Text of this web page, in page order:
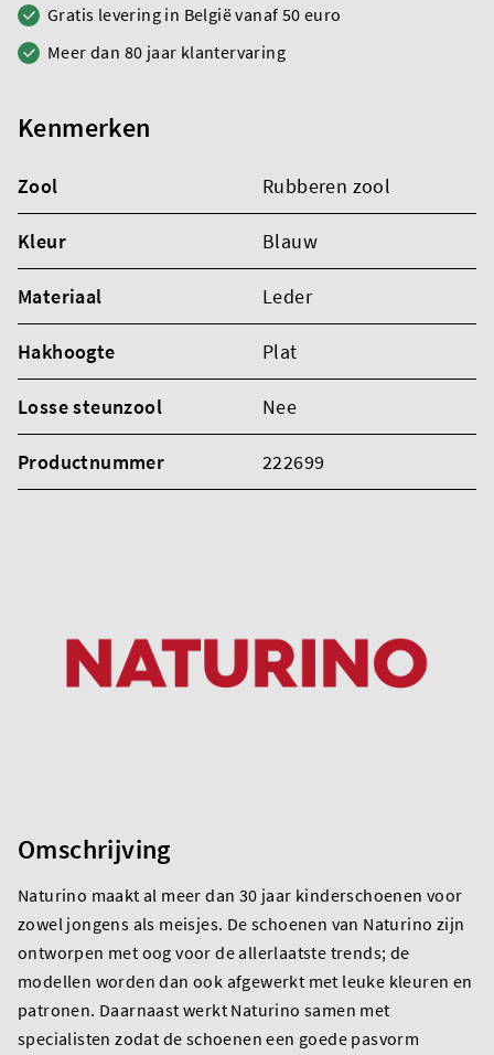
Gratis levering in België vanaf 50 euro
Meer dan 80 jaar klantervaring
Kenmerken
Zool Rubberen zool
Kleur Blauw
Materiaal Leder
Hakhoogte Plat
Losse steunzool Nee
Productnummer 222699
Omschrijving
Naturino maakt al meer dan 30 jaar kinderschoenen voor
zowel jongens als meisjes. De schoenen van Naturino zijn
ontworpen met oog voor de allerlaatste trends; de
modellen worden dan ook afgewerkt met leuke kleuren en
patronen. Daarnaast werkt Naturino samen met
specialisten zodat de schoenen een goede pasvorm